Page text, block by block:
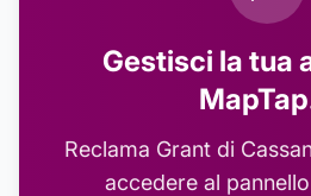
Gestisci la tua
Reclama Grant di
accedere al